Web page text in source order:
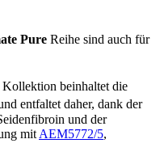
Pure Reihe sind auch für
Kollektion beinhaltet die
entfaltet daher, dank der
und der
mit AEM5772/5,